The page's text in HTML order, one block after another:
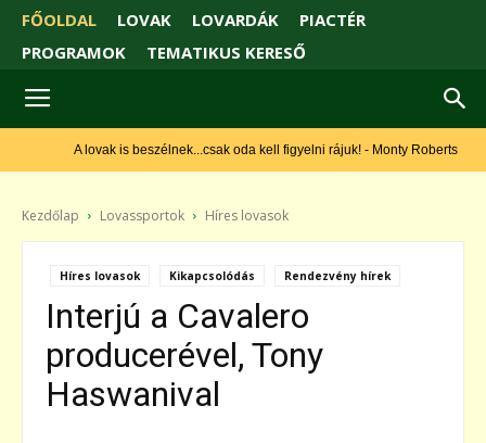
FŐOLDAL LOVAK LOVARDÁK
PIACTÉR
PROGRAMOK
TEMATIKUS KERESŐ
A lovak is beszélnek...csak oda kell figyelni rájuk! - Monty Roberts
Kezdőlap Lovassportok Híres lovasok
Híres lovasok Kikapcsolódás Rendezvény hírek
Interjú a Cavalero
producerével, Tony
Haswanival